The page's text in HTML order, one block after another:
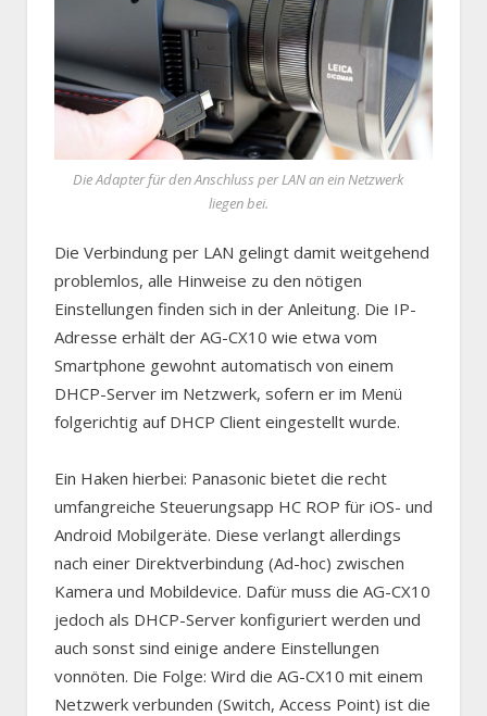
Die Adapter für den Anschluss per LAN an ein Netzwerk
liegen bei.
Die Verbindung per LAN gelingt damit weitgehend
problemlos, alle Hinweise zu den nötigen
Einstellungen finden sich in der Anleitung. Die IP-
Adresse erhält der AG-CX10 wie etwa vom
Smartphone gewohnt automatisch von einem
DHCP-Server im Netzwerk, sofern er im Menü
folgerichtig auf DHCP Client eingestellt wurde.
Ein Haken hierbei: Panasonic bietet die recht
umfangreiche Steuerungsapp HC ROP für iOS- und
Android Mobilgeräte. Diese verlangt allerdings
nach einer Direktverbindung (Ad-hoc) zwischen
Kamera und Mobildevice. Dafür muss die AG-CX10
jedoch als DHCP-Server konfiguriert werden und
auch sonst sind einige andere Einstellungen
vonnöten. Die Folge: Wird die AG-CX10 mit einem
Netzwerk verbunden (Switch, Access Point) ist die